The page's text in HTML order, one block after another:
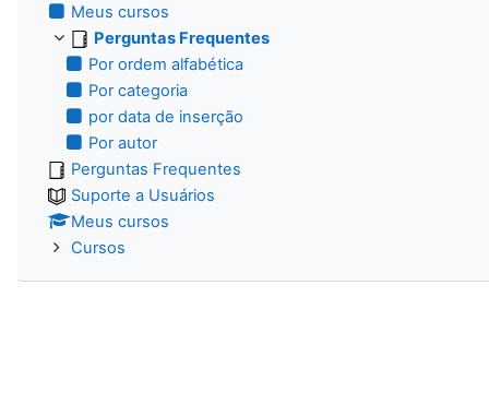
Meus cursos
Perguntas Frequentes
Por ordem alfabética
Por categoria
por data de inserção
Por autor
Perguntas Frequentes
Suporte a Usuários
Meus cursos
Cursos